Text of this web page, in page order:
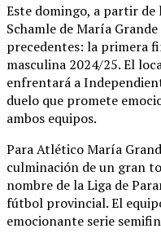
Este domingo, a partir de
Schamle de María
precedentes: la primera
masculina 2024/25. El
enfrentará a
duelo que promete
ambos equipos.
Para Atlético María
culminación de un gran
nombre de la Liga de
fútbol provincial. El
emocionante serie